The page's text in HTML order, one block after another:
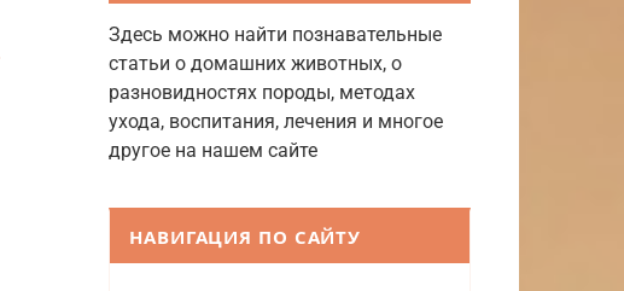
Здесь можно найти познавательные
статьи о домашних животных, о
разновидностях породы, методах
ухода, воспитания, лечения и многое
другое на нашем сайте
НАВИГАЦИЯ ПО САЙТУ